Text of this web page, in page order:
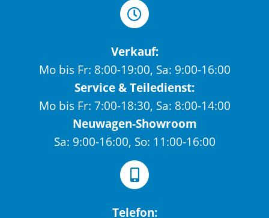
Verkauf:
Mo bis Fr: 8:00-19:00, Sa: 9:00-16:00
Service & Teiledienst:
Mo bis Fr: 7:00-18:30, Sa: 8:00-14:00
Neuwagen-Showroom
Sa: 9:00-16:00, So: 11:00-16:00
Telefon: